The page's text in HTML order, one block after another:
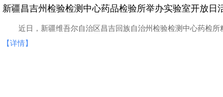
新疆昌吉州检验检测中心药品检验所举办实验室开放日
近日，新疆维吾尔自治区昌吉回族自治州检验检测中心药检
【详情】